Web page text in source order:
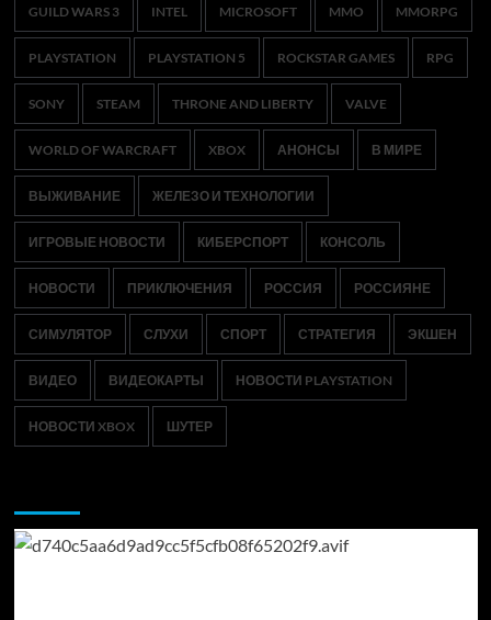
GUILD WARS 3 INTEL MICROSOFT MMO MMORPG
PLAYSTATION PLAYSTATION 5 ROCKSTAR GAMES RPG
SONY STEAM THRONE AND LIBERTY VALVE
WORLD OF WARCRAFT XBOX АНОНСЫ В МИРЕ
ВЫЖИВАНИЕ ЖЕЛЕЗО И ТЕХНОЛОГИИ
ИГРОВЫЕ НОВОСТИ КИБЕРСПОРТ КОНСОЛЬ
НОВОСТИ ПРИКЛЮЧЕНИЯ РОССИЯ РОССИЯНЕ
СИМУЛЯТОР СЛУХИ СПОРТ СТРАТЕГИЯ ЭКШЕН
ВИДЕО ВИДЕОКАРТЫ НОВОСТИ PLAYSTATION
НОВОСТИ XBOX ШУТЕР